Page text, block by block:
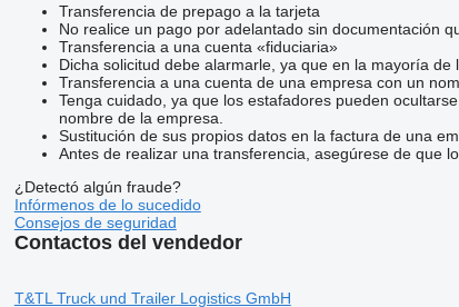
Transferencia de prepago a la tarjeta
No realice un pago por adelantado sin documentación
Transferencia a una cuenta «fiduciaria»
Dicha solicitud debe alarmarle, ya que en la mayoría de
Transferencia a una cuenta de una empresa con un
Tenga cuidado, ya que los estafadores pueden
nombre de la empresa.
Sustitución de sus propios datos en la factura de una
Antes de realizar una transferencia, asegúrese de que
¿Detectó algún fraude?
Infórmenos de lo sucedido
Consejos de seguridad
Contactos del vendedor
T&TL Truck und Trailer Logistics GmbH